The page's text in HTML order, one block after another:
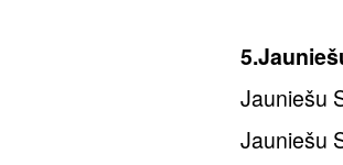
Jauniešu
Jauniešu